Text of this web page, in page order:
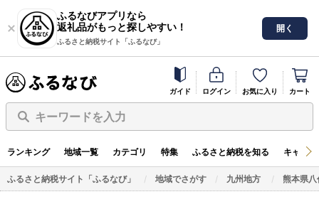
ふるなびアプリなら
返礼品がもっと探しやすい！
ふるさと納税サイト「ふるなび」
開く
ガイド ログイン お気に入り カート
キーワードを入力
ランキング 地域一覧 カテゴリ 特集 ふるさと納税を知る キャン
ふるさと納税サイト「ふるなび」 地域でさがす 九州地方 熊本県八